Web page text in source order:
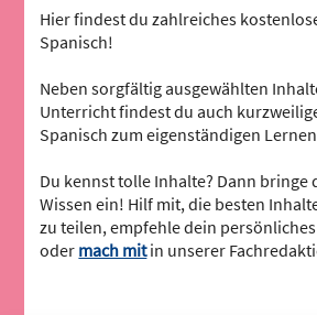
Hier findest du zahlreiches
Spanisch!
Neben sorgfältig ausgewählten
Unterricht findest du auch
Spanisch zum eigenständigen
Du kennst tolle Inhalte? Dann bringe
Wissen ein! Hilf mit, die besten
zu teilen, empfehle dein
oder mach mitin unserer